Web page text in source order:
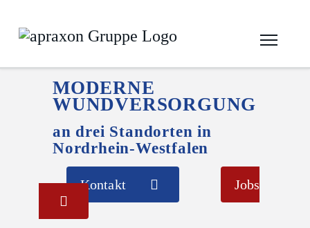
MODERNE
WUNDVERSORGUNG
an drei Standorten in
Nordrhein-Westfalen
Kontakt Jobs